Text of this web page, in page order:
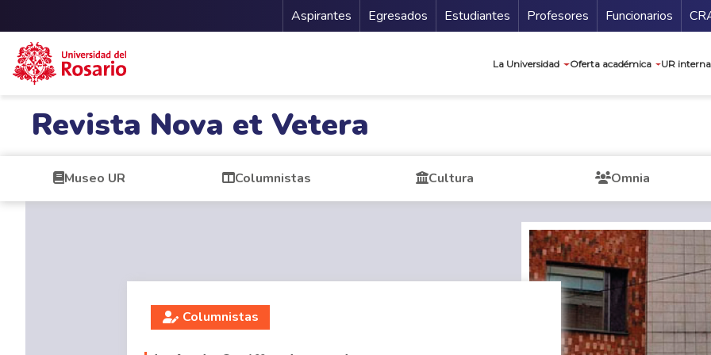
Menu Secundario
Aspirantes Egresados Estudiantes Profesores Funcionarios
La Universidad Oferta académica UR
Revista Nova et Vetera
Museo UR Columnistas Cultura Omnia
Columnistas